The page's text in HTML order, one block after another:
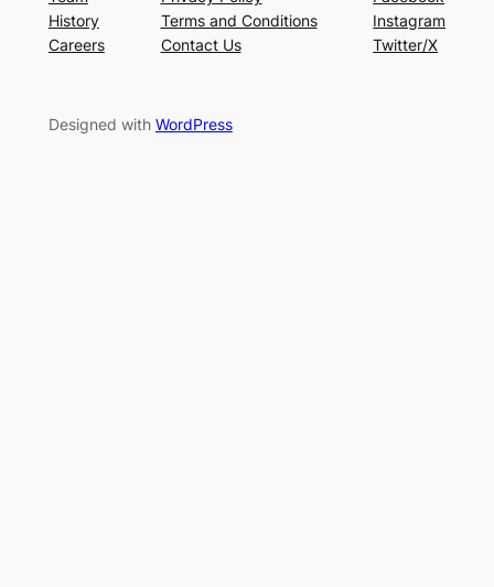
History
Careers
Terms and Conditions
Contact Us
Instagram
Twitter/X
Designed with WordPress